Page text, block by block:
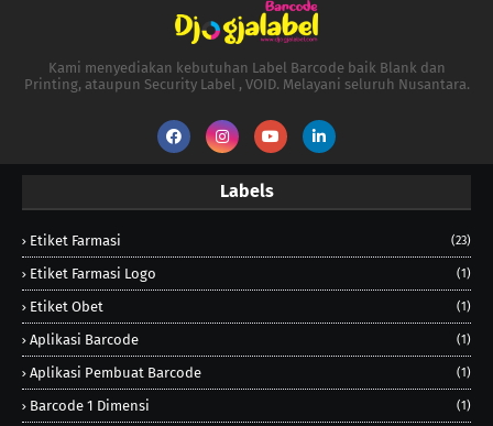
Kami menyediakan kebutuhan Label Barcode baik Blank dan
Printing, ataupun Security Label , VOID. Melayani seluruh Nusantara.
Labels
Etiket Farmasi (23)
Etiket Farmasi Logo (1)
Etiket Obet (1)
Aplikasi Barcode (1)
Aplikasi Pembuat Barcode (1)
Barcode 1 Dimensi (1)